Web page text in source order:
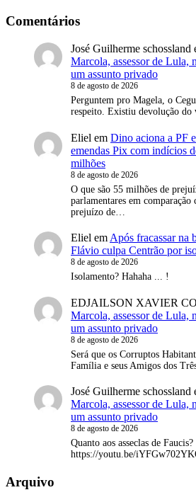
Comentários
José Guilherme schossland
Marcola, assessor de Lula,
um assunto privado
8 de agosto de 2026
Perguntem pro Magela, o
respeito. Existiu devolução do
Eliel em Dino aciona a PF
emendas Pix com indícios
milhões
8 de agosto de 2026
O que são 55 milhões de
parlamentares em
prejuízo de…
Eliel em Após fracassar na
Flávio culpa Centrão por
8 de agosto de 2026
Isolamento? Hahaha ... !
EDJAILSON XAVIER
Marcola, assessor de Lula,
um assunto privado
8 de agosto de 2026
Será que os Corruptos
Família e seus Amigos dos
José Guilherme schossland
Marcola, assessor de Lula,
um assunto privado
8 de agosto de 2026
Quanto aos asseclas de Faucis?
https://youtu.be/
Arquivo